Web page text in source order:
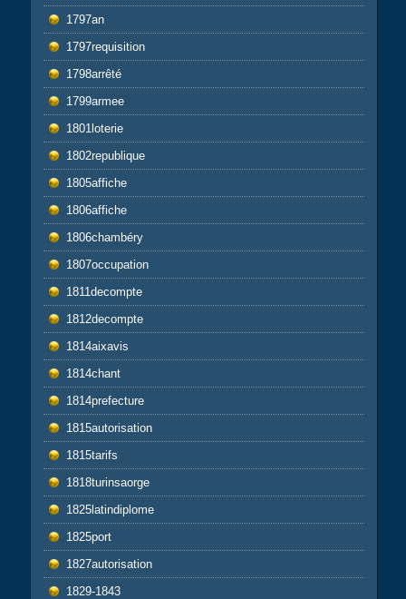
1797an
1797requisition
1798arrêté
1799armee
1801loterie
1802republique
1805affiche
1806affiche
1806chambéry
1807occupation
1811decompte
1812decompte
1814aixavis
1814chant
1814prefecture
1815autorisation
1815tarifs
1818turinsaorge
1825latindiplome
1825port
1827autorisation
1829-1843